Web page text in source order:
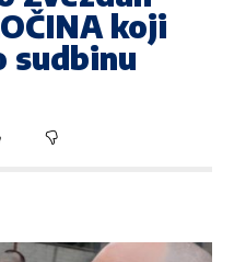
koji
sudbinu